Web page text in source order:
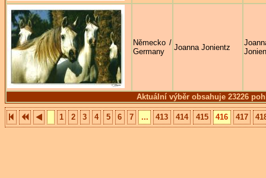
Aktuální výběr obsahuje 23226
Německo /
Germany
Joanna Jonientz
1 2 3 4 5 6 7 ... 413 414 415 416 417